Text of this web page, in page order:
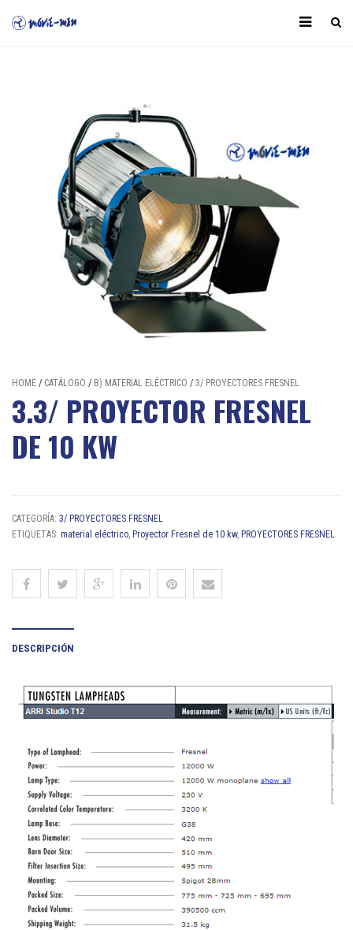
HOME / CATÁLOGO / B) MATERIAL ELÉCTRICO / 3/ PROYECTORES FRESNEL
3.3/ PROYECTOR FRESNEL
DE 10 KW
CATEGORÍA: 3/ PROYECTORES FRESNEL
ETIQUETAS: material eléctrico, Proyector Fresnel de 10 kw, PROYECTORES FRESNEL
DESCRIPCIÓN